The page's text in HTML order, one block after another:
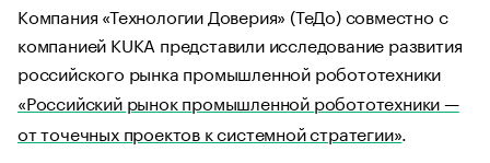
Компания «Технологии Доверия» (ТеДо) совместно с
компанией KUKA представили исследование развития
российского рынка промышленной робототехники
«Российский рынок промышленной робототехники —
от точечных проектов к системной стратегии».